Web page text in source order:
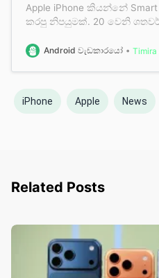
Apple iPhone කියන්නේ
කරපු නිපයුමක්. 20 වෙනි
එක්ක තිබ්බPhone අද ඔයාලා
Android වැඩකාරයෝ Timira
iPhone Apple News
Related Posts